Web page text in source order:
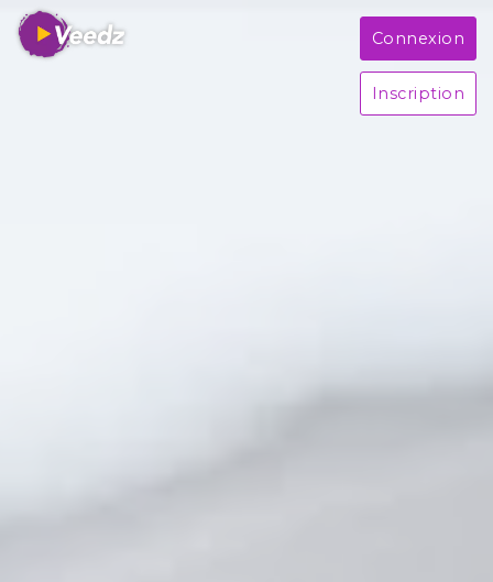
Connexion
Inscription